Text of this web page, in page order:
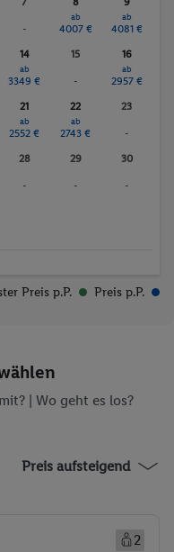
-
ab
4007 €
ab
4081 €
14
ab
3349 €
15
-
16
ab
2957 €
21
ab
2552 €
22
ab
2743 €
23
-
28
-
29
-
30
-
Preis p.P. Preis p.P.
| Wo geht es los?
Preis aufsteigend
2